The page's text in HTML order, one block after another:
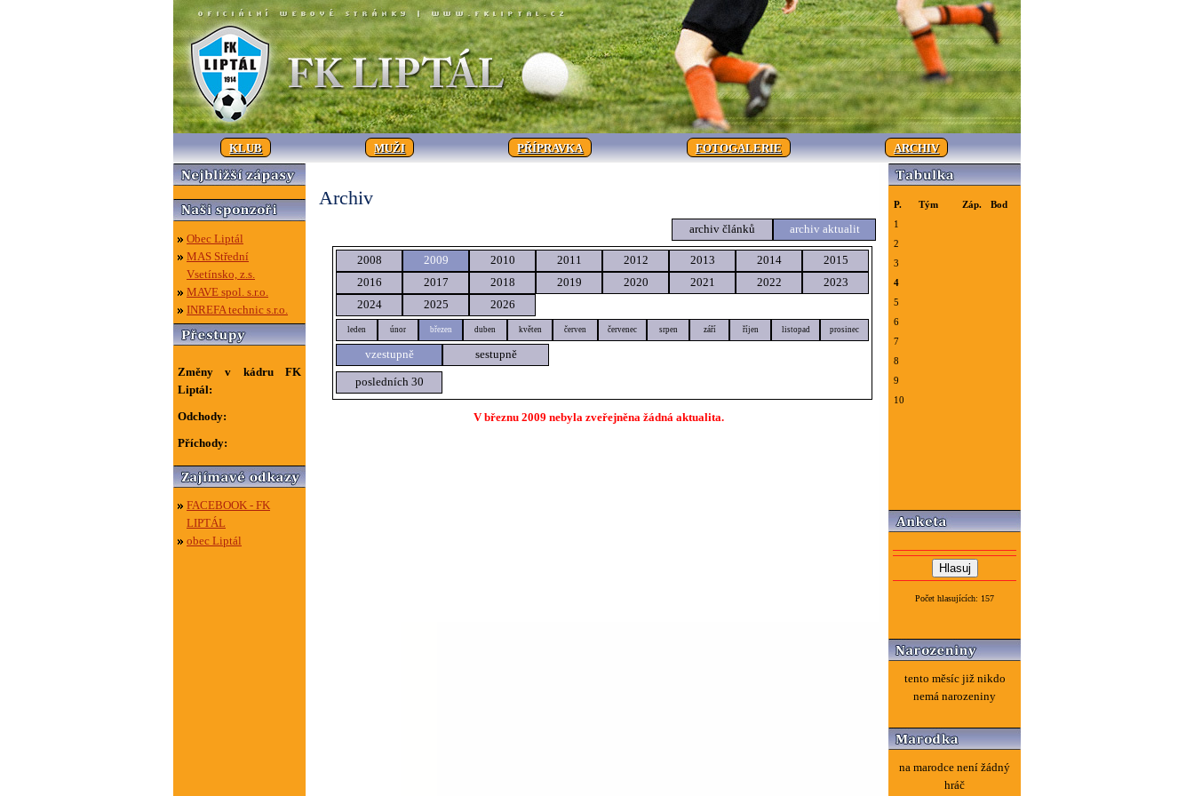
KLUB MUŽI PŘÍPRAVKA FOTOGALERIE ARCHIV
Obec Liptál
MAS Střední
Vsetínsko, z.s.
MAVE spol. s.r.o.
INREFA technic s.r.o.
Změny v kádru FK
Liptál:
Odchody:
Příchody:
FACEBOOK - FK
LIPTÁL
obec Liptál
Archiv
archiv článků archiv aktualit
2008 2009 2010 2011 2012 2013 2014
2015
2016
2017 2018 2019 2020 2021 2022
2023
2024
2025 2026
leden únor březen duben květen červen červenec srpen září říjen listopad prosinec
vzestupně sestupně
posledních 30
V březnu 2009 nebyla zveřejněna žádná aktualita.
P. Tým Záp.
Bod
1
2
3
4
5
6
7
8
9
10
Počet hlasujících: 157
tento měsíc již nikdo
nemá narozeniny
na marodce není žádný
hráč